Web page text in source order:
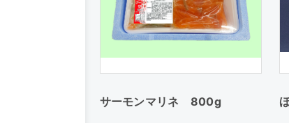
サーモンマリネ 800g